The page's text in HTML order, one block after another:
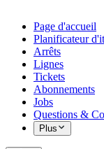
Page d'accueil
Planificateur
Arrêts
Lignes
Tickets
Abonnements
Jobs
Questions &
Plus